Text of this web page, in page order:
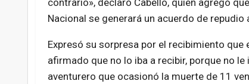
contrario», declaró Cabello, quien agregó
Nacional se generará un acuerdo de
Expresó su sorpresa por el recibimiento
afirmado que no lo iba a recibir, porque no
aventurero que ocasionó la muerte de 11